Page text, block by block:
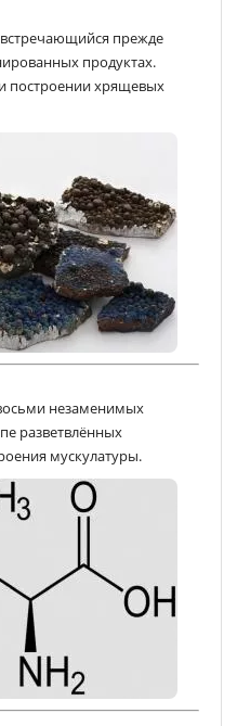
прежде
продуктах.
построении хрящевых
незаменимых
разветвлённых
мускулатуры.